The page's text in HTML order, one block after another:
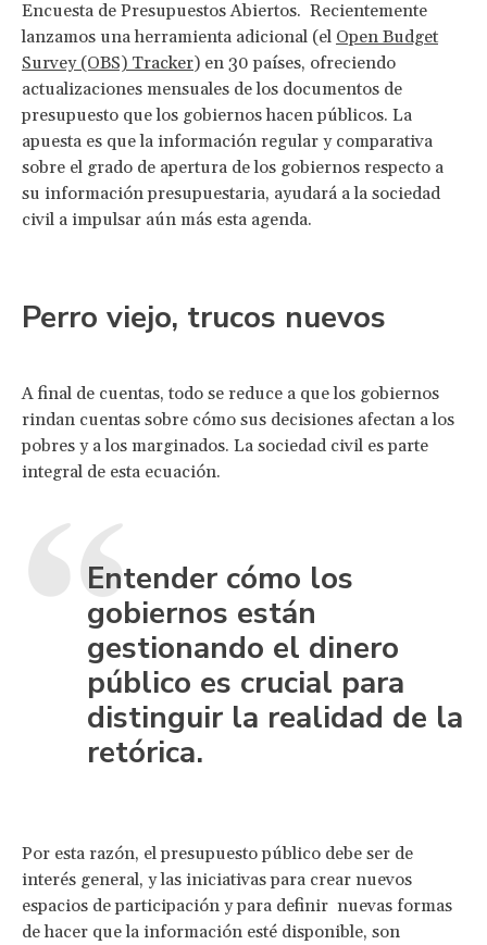
Encuesta de Presupuestos Abiertos. Recientemente
lanzamos una herramienta adicional (el Open Budget
Survey (OBS) Tracker) en 30 países, ofreciendo
actualizaciones mensuales de los documentos de
presupuesto que los gobiernos hacen públicos. La
apuesta es que la información regular y comparativa
sobre el grado de apertura de los gobiernos respecto a
su información presupuestaria, ayudará a la sociedad
civil a impulsar aún más esta agenda.
Perro viejo, trucos nuevos
A final de cuentas, todo se reduce a que los gobiernos
rindan cuentas sobre cómo sus decisiones afectan a los
pobres y a los marginados. La sociedad civil es parte
integral de esta ecuación.
Entender cómo los
gobiernos están
gestionando el dinero
público es crucial para
distinguir la realidad de la
retórica.
Por esta razón, el presupuesto público debe ser de
interés general, y las iniciativas para crear nuevos
espacios de participación y para definir nuevas formas
de hacer que la información esté disponible, son